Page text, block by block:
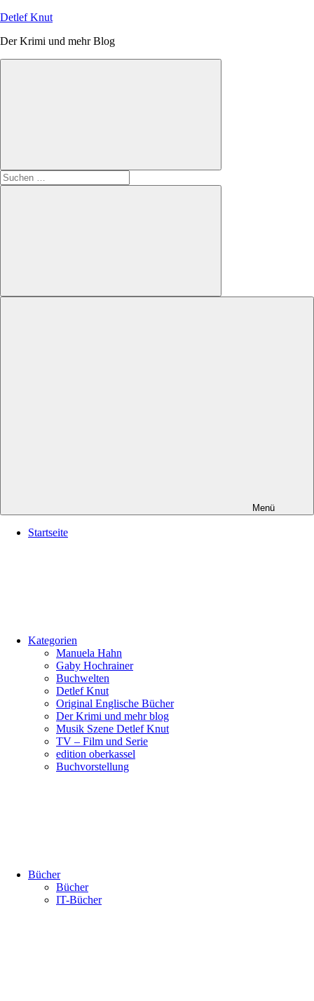
Zum
springen
Detlef Knut
Der Krimi und mehr Blog
Suchen
nach:
Suchen
Menü
Startseite
Kategorien
Manuela Hahn
Gaby Hochrainer
Buchwelten
Detlef Knut
Original Englische Bücher
Der Krimi und mehr blog
Musik Szene Detlef Knut
TV – Film und Serie
edition oberkassel
Buchvorstellung
Bücher
Bücher
IT-Bücher